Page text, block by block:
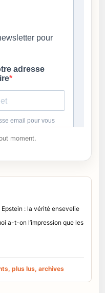
moment.
: la vérité ensevelie
a-t-on l’impression que les
plus lus, archives